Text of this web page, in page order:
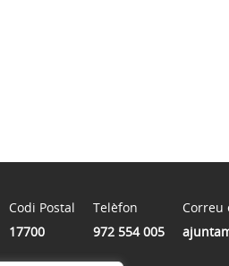
Codi Postal
17700
Telèfon
972 554 005
Correu